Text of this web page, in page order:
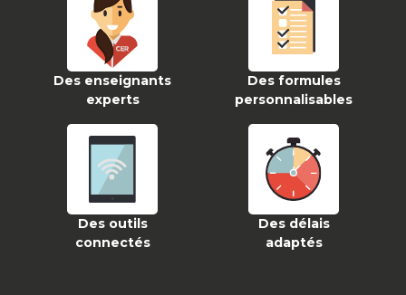
Des enseignants
experts
Des formules
personnalisables
Des outils
connectés
Des délais
adaptés